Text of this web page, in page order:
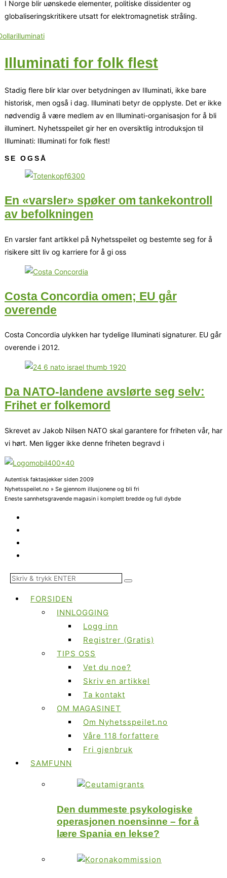
I Norge blir uønskede elementer, politiske dissidenter og
globaliseringskritikere utsatt for elektromagnetisk stråling.
Illuminati for folk flest
Stadig flere blir klar over betydningen av Illuminati, ikke bare
historisk, men også i dag. Illuminati betyr de opplyste. Det er ikke
nødvendig å være medlem av en Illuminati-organisasjon for å bli
illuminert. Nyhetsspeilet gir her en oversiktlig introduksjon til
Illuminati: Illuminati for folk flest!
SE OGSÅ
En «varsler» spøker om tankekontroll
av befolkningen
En varsler fant artikkel på Nyhetsspeilet og bestemte seg for å
risikere sitt liv og karriere for å gi oss
Costa Concordia omen; EU går
overende
Costa Concordia ulykken har tydelige Illuminati signaturer. EU går
overende i 2012.
Da NATO-landene avslørte seg selv:
Frihet er folkemord
Skrevet av Jakob Nilsen NATO skal garantere for friheten vår, har
vi hørt. Men ligger ikke denne friheten begravd i
Autentisk faktasjekker siden 2009
Nyhetsspeilet.no » Se gjennom illusjonene og bli fri
Eneste sannhetsgravende magasin i komplett bredde og full dybde
FORSIDEN
INNLOGGING
Logg inn
Registrer (Gratis)
TIPS OSS
Vet du noe?
Skriv en artikkel
Ta kontakt
OM MAGASINET
Om Nyhetsspeilet.no
Våre 118 forfattere
Fri gjenbruk
SAMFUNN
Den dummeste psykologiske
operasjonen noensinne – for å
lære Spania en lekse?